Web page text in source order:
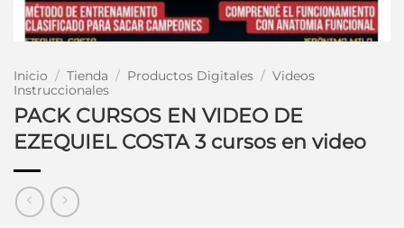
Inicio / Tienda / Productos Digitales / Videos
Instruccionales
PACK CURSOS EN VIDEO DE
EZEQUIEL COSTA 3 cursos en video